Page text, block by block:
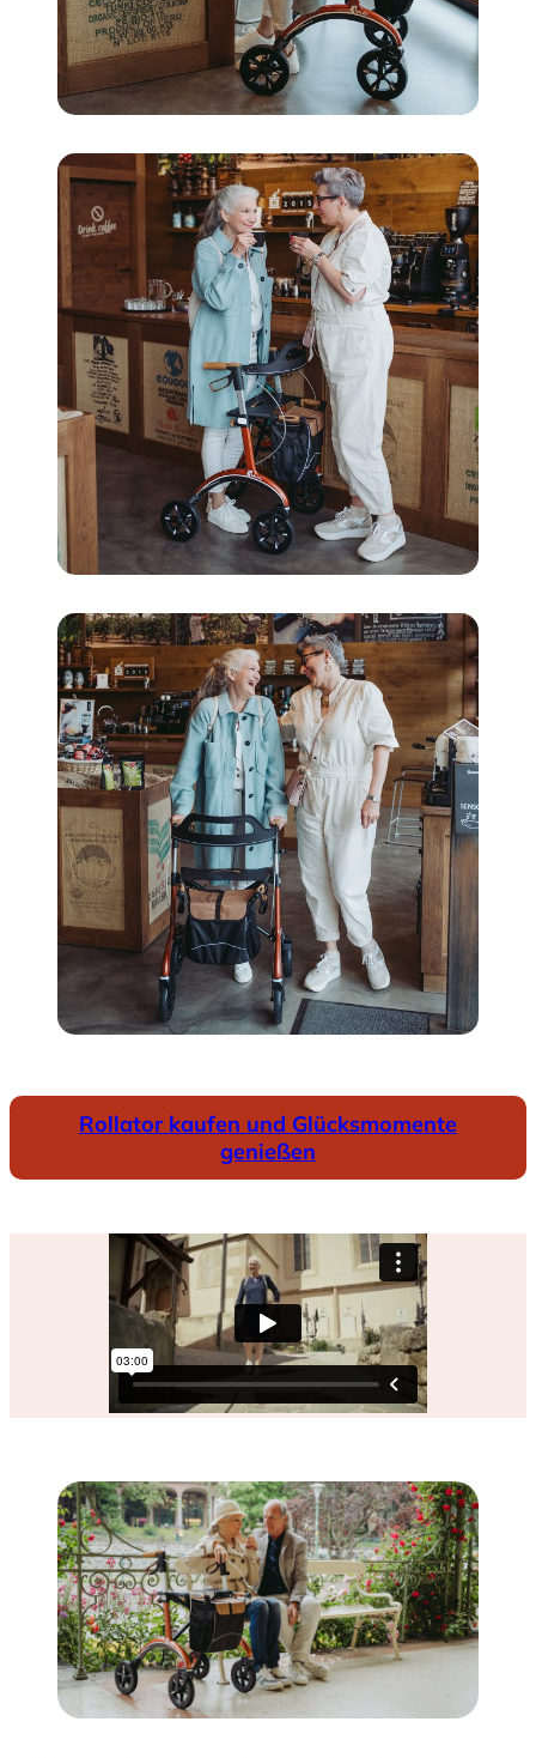
Rollator kaufen und Glücksmomente
genießen